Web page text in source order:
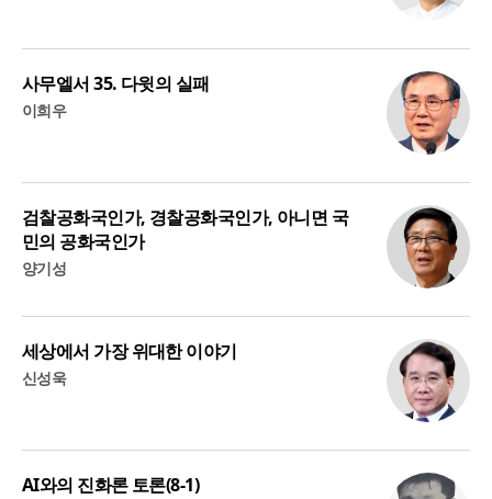
사무엘서 35. 다윗의 실패
이희우
검찰공화국인가, 경찰공화국인가, 아니면 국
민의 공화국인가
양기성
세상에서 가장 위대한 이야기
신성욱
AI와의 진화론 토론(8-1)